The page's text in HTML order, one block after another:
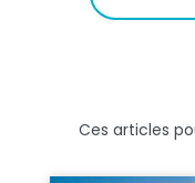
Ces articles